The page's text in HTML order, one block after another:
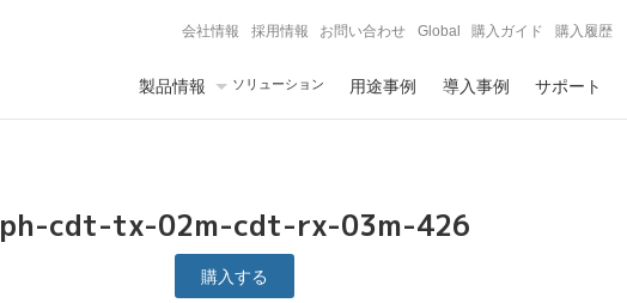
会社情報 採用情報 お問い合わせ Global 購入ガイド 購入履歴
製品情報 ソリューション 用途事例 導入事例 サポート
ph-cdt-tx-02m-cdt-rx-03m-426
購入する